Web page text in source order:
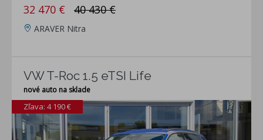
32 470 € 40 430 €
ARAVER Nitra
VW T-Roc 1.5 eTSI Life
nové auto na sklade
Zľava: 4 190 €